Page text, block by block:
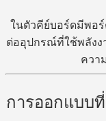
ในตัวคีย์บอร์ดมีพอ
ต่ออุปกรณ์ที่ใช้พลังง
ควา
การออกแบบ